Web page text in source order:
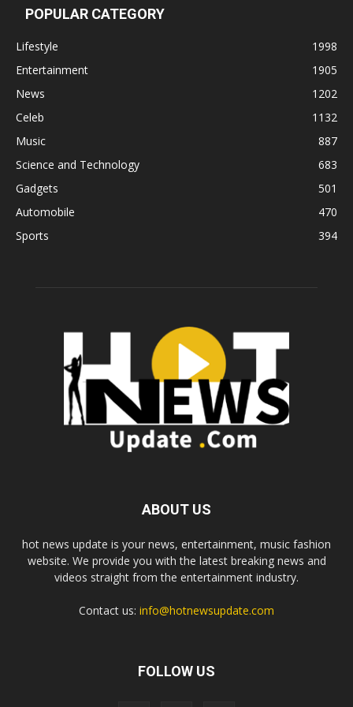
POPULAR CATEGORY
Lifestyle
1998
Entertainment
1905
News
1202
Celeb
1132
Music
887
Science and Technology
683
Gadgets
501
Automobile
470
Sports
394
ABOUT US
hot news update is your news, entertainment, music fashion
website. We provide you with the latest breaking news and
videos straight from the entertainment industry.
Contact us: info@hotnewsupdate.com
FOLLOW US